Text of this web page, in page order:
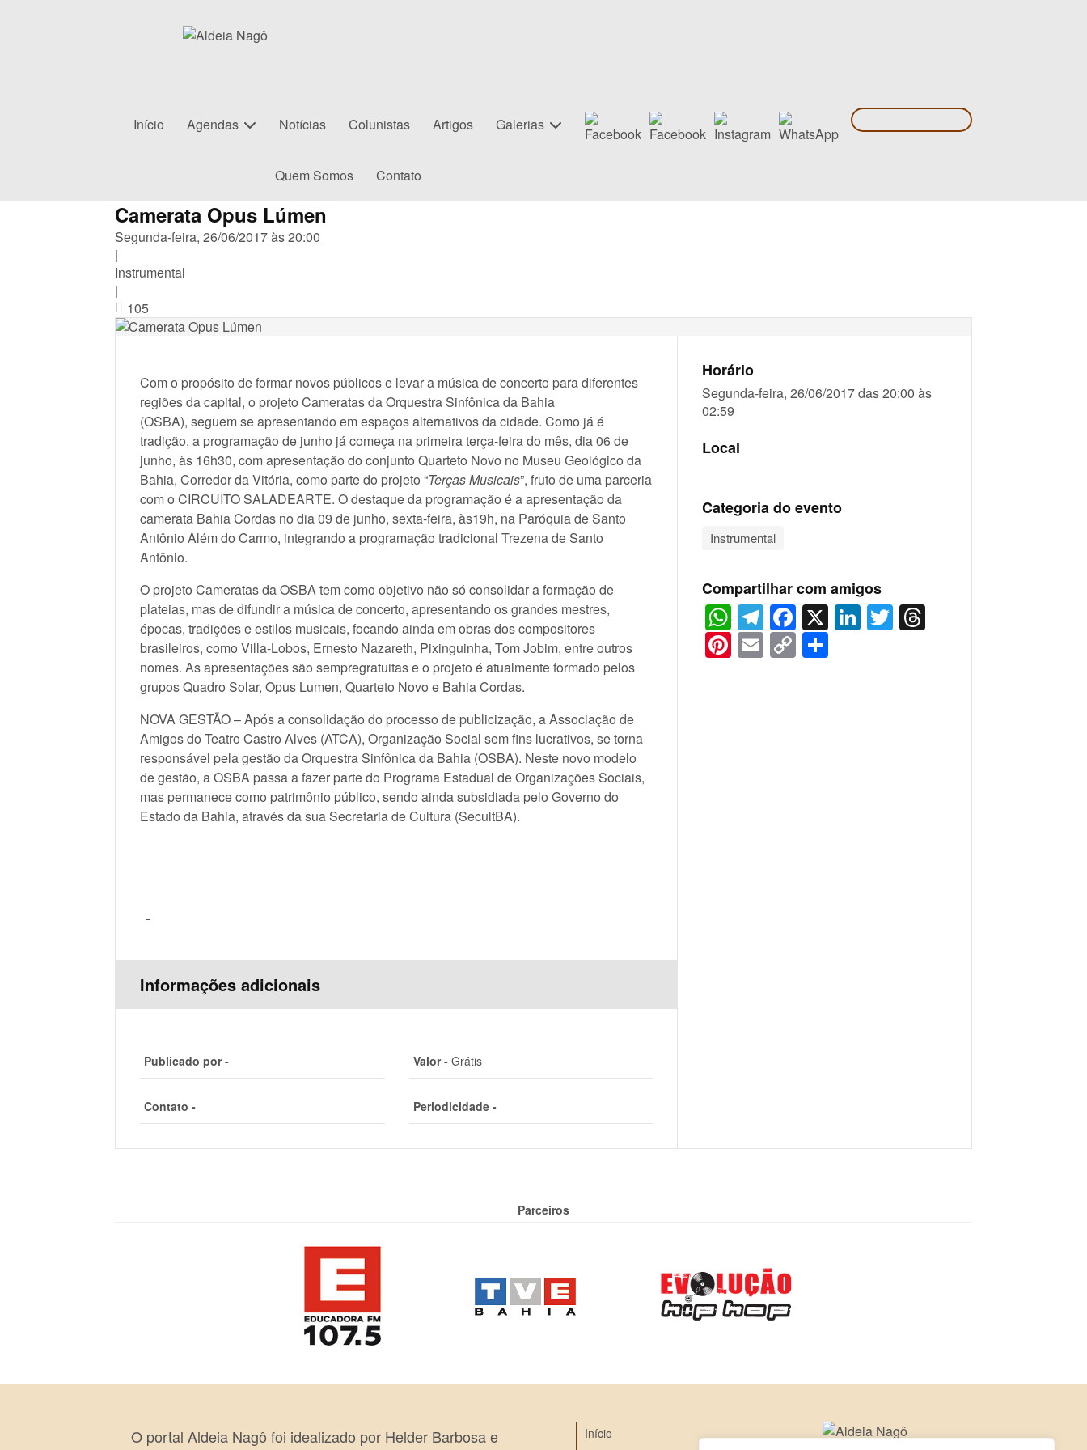
Início Agendas Notícias Colunistas Artigos Galerias
Quem Somos Contato
Camerata Opus Lúmen
Segunda-feira, 26/06/2017 às 20:00
|
Instrumental
|
105
Com o propósito de formar novos públicos e levar a música de concerto para diferentes
regiões da capital, o projeto Cameratas da Orquestra Sinfônica da Bahia
(OSBA), seguem se apresentando em espaços alternativos da cidade. Como já é
tradição, a programação de junho já começa na primeira terça-feira do mês, dia 06 de
junho, às 16h30, com apresentação do conjunto Quarteto Novo no Museu Geológico da
Bahia, Corredor da Vitória, como parte do projeto “Terças Musicais”, fruto de uma parceria
com o CIRCUITO SALADEARTE. O destaque da programação é a apresentação da
camerata Bahia Cordas no dia 09 de junho, sexta-feira, às19h, na Paróquia de Santo
Antônio Além do Carmo, integrando a programação tradicional Trezena de Santo
Antônio.
O projeto Cameratas da OSBA tem como objetivo não só consolidar a formação de
plateias, mas de difundir a música de concerto, apresentando os grandes mestres,
épocas, tradições e estilos musicais, focando ainda em obras dos compositores
brasileiros, como Villa-Lobos, Ernesto Nazareth, Pixinguinha, Tom Jobim, entre outros
nomes. As apresentações são sempregratuitas e o projeto é atualmente formado pelos
grupos Quadro Solar, Opus Lumen, Quarteto Novo e Bahia Cordas.
NOVA GESTÃO – Após a consolidação do processo de publicização, a Associação de
Amigos do Teatro Castro Alves (ATCA), Organização Social sem fins lucrativos, se torna
responsável pela gestão da Orquestra Sinfônica da Bahia (OSBA). Neste novo modelo
de gestão, a OSBA passa a fazer parte do Programa Estadual de Organizações Sociais,
mas permanece como patrimônio público, sendo ainda subsidiada pelo Governo do
Estado da Bahia, através da sua Secretaria de Cultura (SecultBA).
Informações adicionais
Publicado por - Valor -Grátis
Contato - Periodicidade -
Horário
Segunda-feira, 26/06/2017 das 20:00 às
02:59
Local
Categoria do evento
Instrumental
Compartilhar com amigos
WhatsApp
Telegram
Facebook
X LinkedIn
Twitter
Pinterest
Email
Copy
Link
Parceiros
O portal Aldeia Nagô foi idealizado por Helder Barbosa e
Início